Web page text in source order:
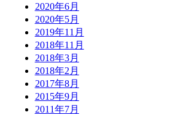
2020年6月
2020年5月
2019年11月
2018年11月
2018年3月
2018年2月
2017年8月
2015年9月
2011年7月